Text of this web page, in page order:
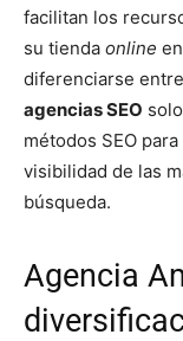
facilitan los
su tienda online
diferenciarse
agencias SEO
métodos SEO
visibilidad de las
búsqueda.
Agencia